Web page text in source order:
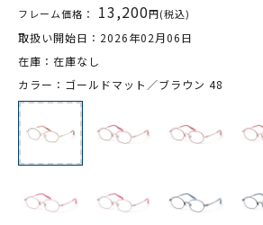
フレーム価格： 13,200円(税込)
取扱い開始日：2026年02月06日
在庫：在庫なし
カラー：ゴールドマット／ブラウン 48